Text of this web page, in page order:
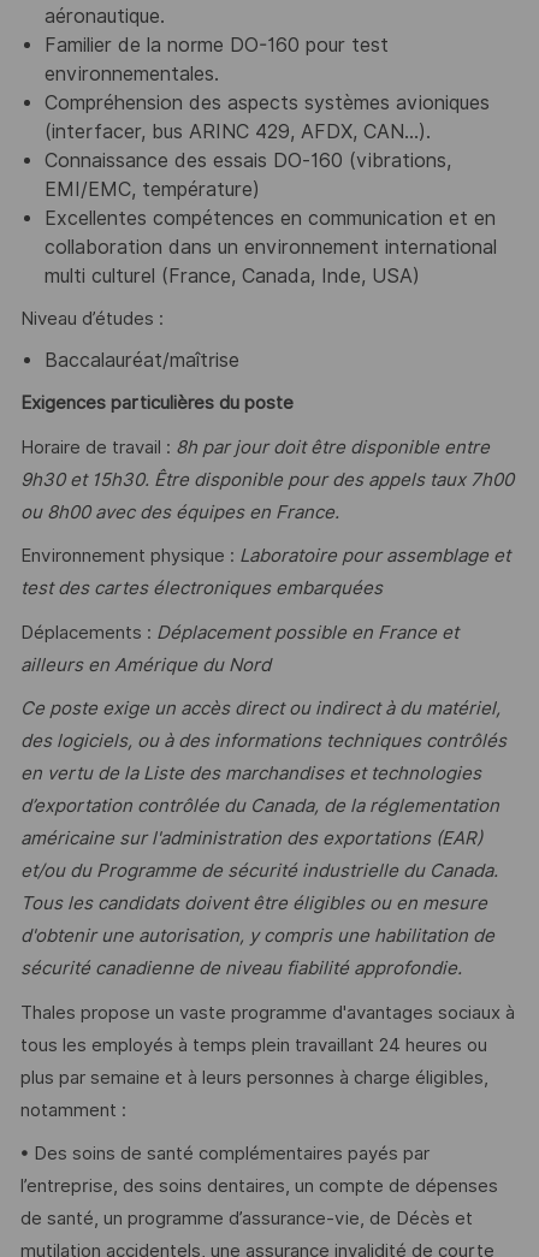
aéronautique.
Familier de la norme DO-160 pour test
environnementales.
Compréhension des aspects systèmes avioniques
(interfacer, bus ARINC 429, AFDX, CAN…).
Connaissance des essais DO‑160 (vibrations,
EMI/EMC, température)
Excellentes compétences en communication et en
collaboration dans un environnement international
multi culturel (France, Canada, Inde, USA)
Niveau d’études :
Baccalauréat/maîtrise
Exigences particulières du poste
Horaire de travail : 8h par jour doit être disponible entre
9h30 et 15h30. Être disponible pour des appels taux 7h00
ou 8h00 avec des équipes en France.
Environnement physique : Laboratoire pour assemblage et
test des cartes électroniques embarquées
Déplacements : Déplacement possible en France et
ailleurs en Amérique du Nord
Ce poste exige un accès direct ou indirect à du matériel,
des logiciels, ou à des informations techniques contrôlés
en vertu de la Liste des marchandises et technologies
d’exportation contrôlée du Canada, de la réglementation
américaine sur l'administration des exportations (EAR)
et/ou du Programme de sécurité industrielle du Canada.
Tous les candidats doivent être éligibles ou en mesure
d'obtenir une autorisation, y compris une habilitation de
sécurité canadienne de niveau fiabilité approfondie.
Thales propose un vaste programme d'avantages sociaux à
tous les employés à temps plein travaillant 24 heures ou
plus par semaine et à leurs personnes à charge éligibles,
notamment :
• Des soins de santé complémentaires payés par
l’entreprise, des soins dentaires, un compte de dépenses
de santé, un programme d’assurance-vie, de Décès et
mutilation accidentels, une assurance invalidité de courte